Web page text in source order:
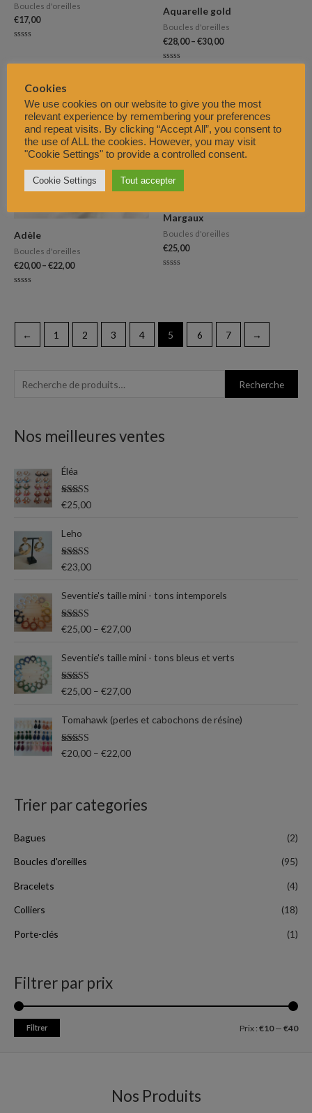
h
r
c
h
e
o
Recherche
Nos meilleures ventes
Éléa
Note5.00
sur 5
€25,00
Leho
Note5.00
sur 5
€23,00
Seventie's taille mini - tons intemporels
Note5.00
sur 5
€25,00 –€27,00
Seventie's taille mini - tons bleus et verts
Note5.00
sur 5
€25,00 –€27,00
Tomahawk (perles et cabochons de résine)
Note5.00
sur 5
€20,00 –€22,00
Trier par categories
Bagues (2)
Boucles d'oreilles (95)
Bracelets (4)
Colliers (18)
Porte-clés (1)
Filtrer par prix
rr
Filtrer Prix : €10— €40
Boucles d'oreilles
€17,00
sur
Aquarelle gold
Boucles d'oreilles
€28,00– €30,00
Adèle
Boucles d'oreilles
€20,00– €22,00
Margaux
Boucles d'oreilles
€25,00
← 1 2 3 4 5 6 7 →
Nos Produits
Cookies
We use cookies on our website to give you the most
relevant experience by remembering your preferences
and repeat visits. By clicking “Accept All”, you consent to
the use of ALL the cookies. However, you may visit
"Cookie Settings" to provide a controlled consent.
Cookie Settings Tout accepter